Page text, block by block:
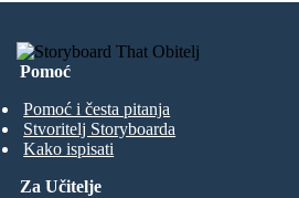
Pomoć
Pomoć i česta pitanja
Stvoritelj Storyboarda
Kako ispisati
Za Učitelje